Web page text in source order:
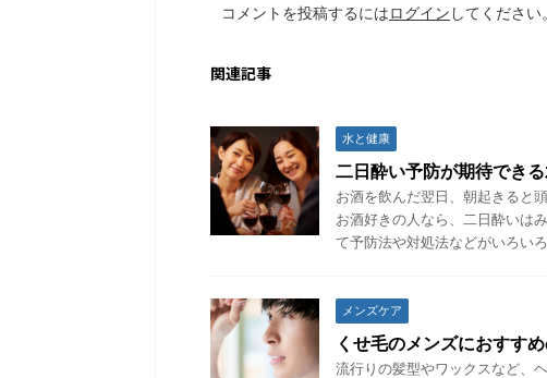
コメントを投稿するにはログイン してください。
関連記事
水と健康
二日酔い予防が期待でき
お酒を飲んだ翌日、朝起きると
お酒好きの人なら、二日酔いは
て予防法や対処法などがいろい
メンズケア
くせ毛のメンズにおすす
流行りの髪型やワックスなど、